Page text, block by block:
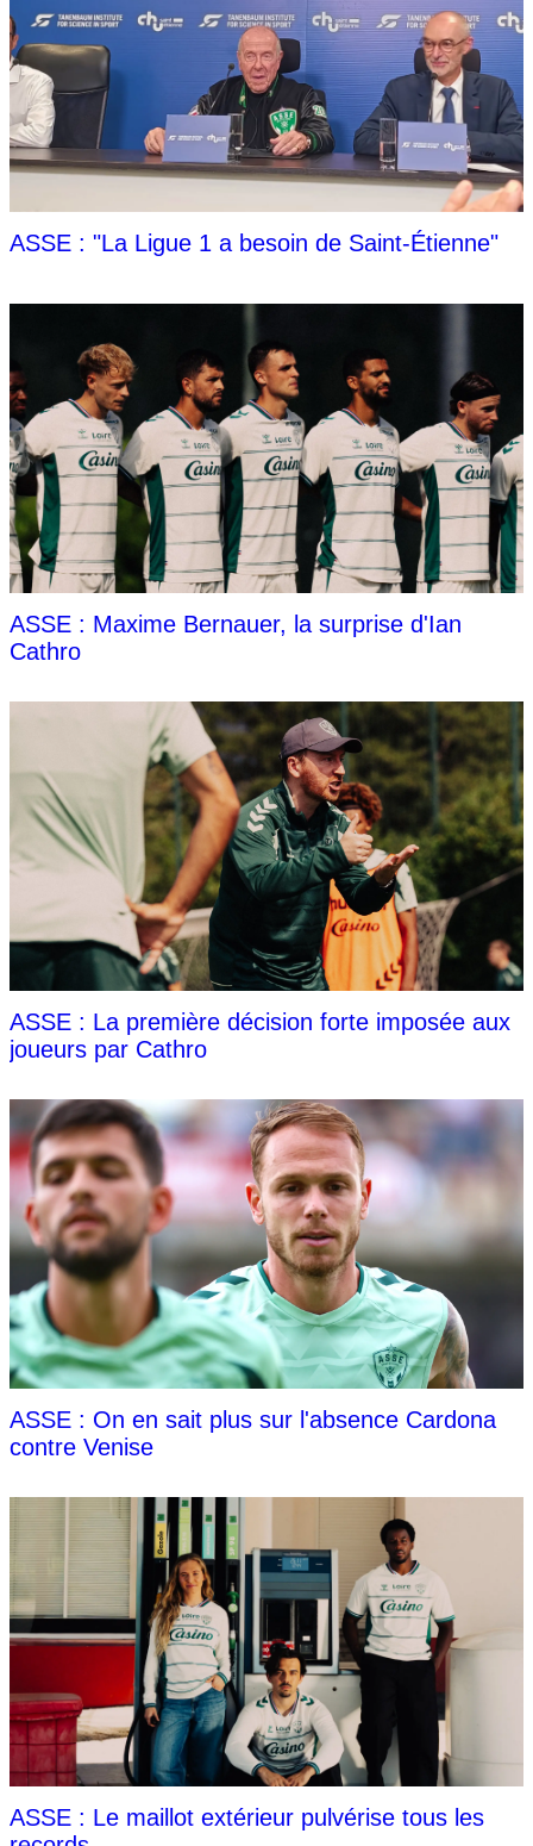
ASSE : "La Ligue 1 a besoin de Saint-Étienne"
ASSE : Maxime Bernauer, la surprise d'Ian
Cathro
ASSE : La première décision forte imposée aux
joueurs par Cathro
ASSE : On en sait plus sur l'absence Cardona
contre Venise
ASSE : Le maillot extérieur pulvérise tous les